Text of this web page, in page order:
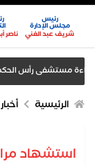
رئيس
مجلس الإدارة
شريف عبد الغني
ناصر
مستشفى رأس الحكمة
الرئيسية
استشهاد